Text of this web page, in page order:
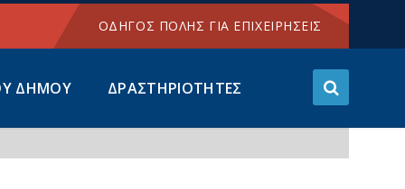
Choose
language:
ΟΔΗΓΟΣ ΠΟΛΗΣ ΓΙΑ ΕΠΙΧΕΙΡΗΣΕΙΣ
ΔΗΜΟΥ ΔΡΑΣΤΗΡΙΟΤΗΤΕΣ